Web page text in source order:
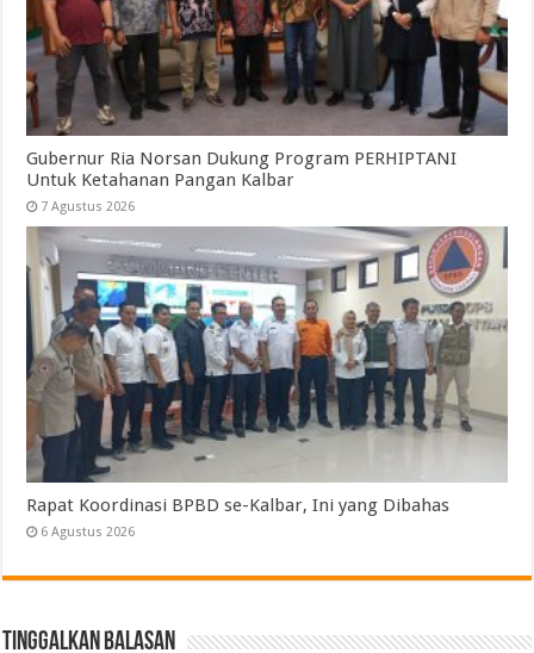
Gubernur Ria Norsan Dukung Program PERHIPTANI
Untuk Ketahanan Pangan Kalbar
7 Agustus 2026
Rapat Koordinasi BPBD se-Kalbar, Ini yang Dibahas
6 Agustus 2026
Tinggalkan Balasan